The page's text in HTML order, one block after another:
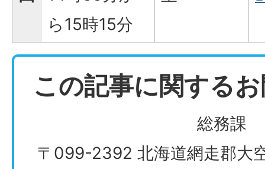
ら15時15分
この記事に関する
総務課
〒099-2392 北海道網走郡大